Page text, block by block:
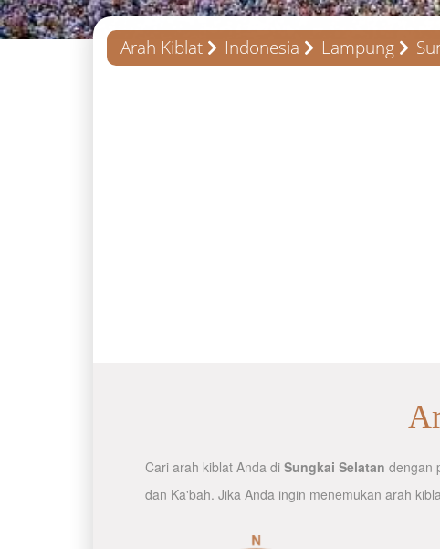
Arah Kiblat Indonesia Lampung
Cari arah kiblat Anda di Sungkai Selatan dengan
dan Ka'bah. Jika Anda ingin menemukan arah